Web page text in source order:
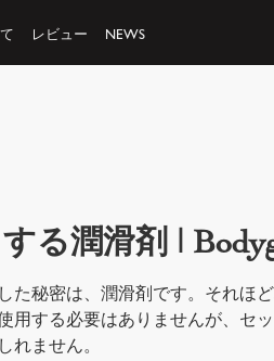
レビュー NEWS
る潤滑剤 |
た秘密は、潤滑剤です。それほ
用する必要はありませんが、セ
れません。